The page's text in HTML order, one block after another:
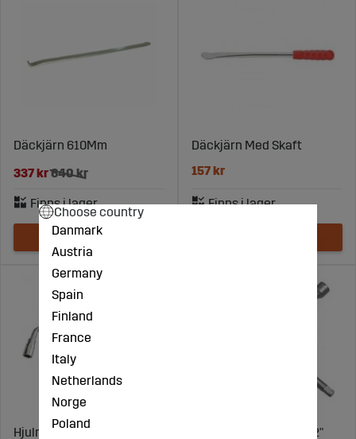
Däckjärn 610Mm
337 kr640 kr
Däckjärn Med Skaft
157 kr
Hjulmutternyckel Fälgkors 17X19X22X1/2"
Choose country
Danmark
Austria
Germany
Spain
Finland
France
Italy
Netherlands
Norge
Poland